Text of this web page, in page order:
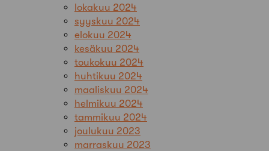
lokakuu 2024
syyskuu 2024
elokuu 2024
kesäkuu 2024
toukokuu 2024
huhtikuu 2024
maaliskuu 2024
helmikuu 2024
tammikuu 2024
joulukuu 2023
marraskuu 2023